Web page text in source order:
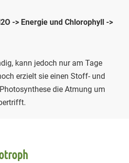
-> Energie und Chlorophyll ->
kann jedoch nur am Tage
erzielt sie einen Stoff- und
die Atmung um